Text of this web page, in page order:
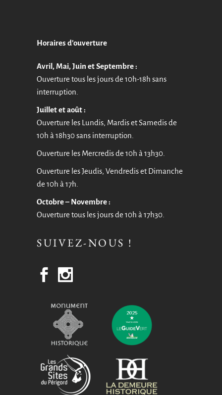
Horaires d’ouverture
Avril, Mai, Juin et Septembre :
Ouverture tous les jours de 10h-18h sans
interruption.
Juillet et août :
Ouverture les Lundis, Mardis et Samedis de
10h à 18h30 sans interruption.
Ouverture les Mercredis de 10h à 13h30.
Ouverture les Jeudis, Vendredis et Dimanche
de 10h à 17h.
Octobre – Novembre :
Ouverture tous les jours de 10h à 17h30.
SUIVEZ-NOUS !